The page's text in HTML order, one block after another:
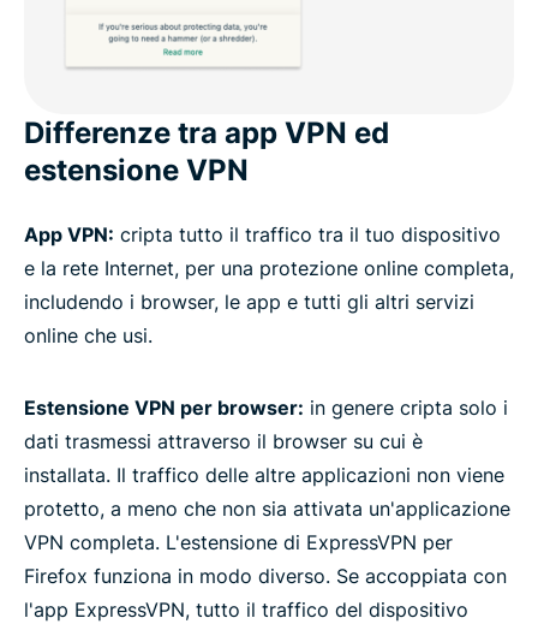
Differenze tra app VPN ed
estensione VPN
App VPN: cripta tutto il traffico tra il tuo dispositivo
e la rete Internet, per una protezione online completa,
includendo i browser, le app e tutti gli altri servizi
online che usi.
Estensione VPN per browser: in genere cripta solo i
dati trasmessi attraverso il browser su cui è
installata. Il traffico delle altre applicazioni non viene
protetto, a meno che non sia attivata un'applicazione
VPN completa. L'estensione di ExpressVPN per
Firefox funziona in modo diverso. Se accoppiata con
l'app ExpressVPN, tutto il traffico del dispositivo